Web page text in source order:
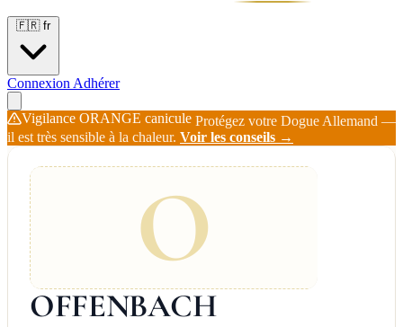
🇫🇷 fr
Connexion Adhérer
Vigilance ORANGE canicule Protégez votre Dogue Allemand —
il est très sensible à la chaleur. Voir les conseils →
O
OFFENBACH